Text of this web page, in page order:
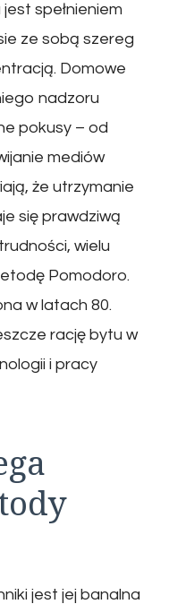
spełnieniem
ze sobą szereg
Domowe
nadzoru
pokusy – od
mediów
że utrzymanie
się prawdziwą
wielu
Pomodoro.
w latach 80.
rację bytu w
i pracy
jest jej banalna